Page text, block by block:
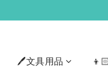
🖊️文具用品